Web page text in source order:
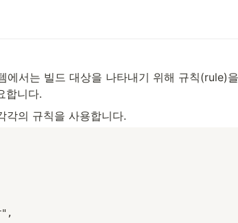
에서는 빌드 대상을 나타내기 위해 규칙(rule)
합니다.
각의 규칙을 사용합니다.